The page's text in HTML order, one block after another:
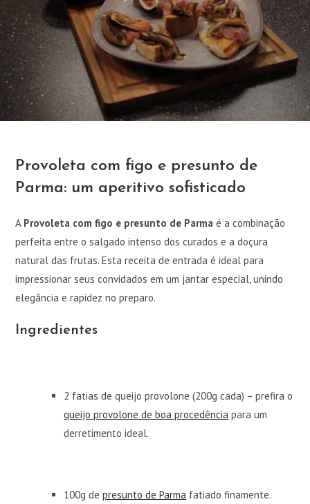
Provoleta com figo e presunto de
Parma: um aperitivo sofisticado
A Provoleta com figo e presunto de Parma é a combinação
perfeita entre o salgado intenso dos curados e a doçura
natural das frutas. Esta receita de entrada é ideal para
impressionar seus convidados em um jantar especial, unindo
elegância e rapidez no preparo.
Ingredientes
2 fatias de queijo provolone (200g cada) – prefira o
queijo provolone de boa procedência para um
derretimento ideal.
100g depresunto de Parma fatiado finamente.